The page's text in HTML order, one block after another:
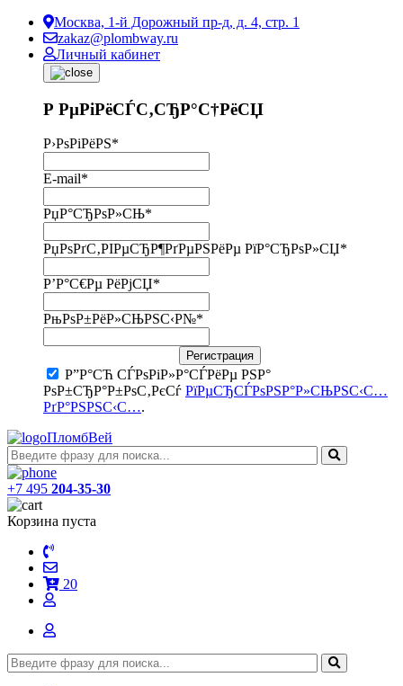
Москва, 1-й Дорожный пр-д, д. 4, стр. 1
zakaz@plombway.ru
Личный кабинет
Р РµРіРёСЃС‚СЂР°С†РёСЏ
Р›РѕРіРёРЅ*
E-mail*
РџР°СЂРѕР»СЊ*
РџРѕРґС‚РІРµСЂР¶РґРµРЅРёРµ РїР°СЂРѕР»СЏ*
Р’Р°С€Рµ РёРјСЏ*
РњРѕР±РёР»СЊРЅС‹Р№*
Регистрация
Р”Р°СЋ СЃРѕРіР»Р°СЃРёРµ РЅР°
РѕР±СЂР°Р±РѕС‚РєСѓ РїРµСЂСЃРѕРЅР°Р»СЊРЅС‹С…
РґР°РЅРЅС‹С….
ПломбВей
+7 495 204-35-30
Корзина пуста
20